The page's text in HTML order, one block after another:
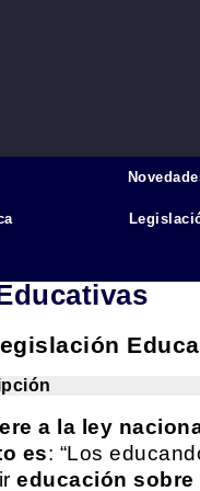
a la ley
es: “Los
educación